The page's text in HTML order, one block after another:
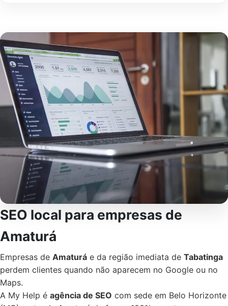
SEO local para empresas de
Amaturá
Empresas de Amaturá e da região imediata de Tabatinga
perdem clientes quando não aparecem no Google ou no
Maps.
A My Help é agência de SEO com sede em Belo Horizonte